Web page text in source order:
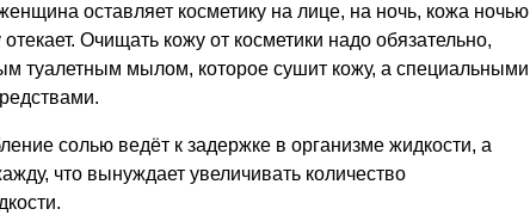
оставляет косметику на лице, на ночь, кожа ночью
Очищать кожу от косметики надо обязательно,
туалетным мылом, которое сушит кожу, а специальными
солью ведёт к задержке в организме жидкости, а
что вынуждает увеличивать количество